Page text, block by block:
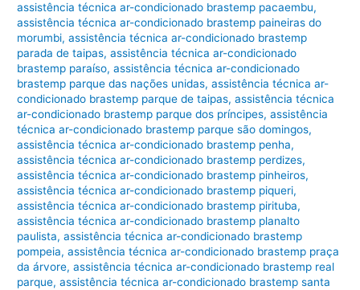
assistência técnica ar-condicionado brastemp pacaembu,
assistência técnica ar-condicionado brastemp paineiras do
morumbi,assistência técnica ar-condicionado brastemp
parada de taipas,assistência técnica ar-condicionado
brastemp paraíso,assistência técnica ar-condicionado
brastemp parque das nações unidas,assistência técnica ar-
condicionado brastemp parque de taipas,assistência técnica
ar-condicionado brastemp parque dos príncipes,assistência
técnica ar-condicionado brastemp parque são domingos,
assistência técnica ar-condicionado brastemp penha,
assistência técnica ar-condicionado brastemp perdizes,
assistência técnica ar-condicionado brastemp pinheiros,
assistência técnica ar-condicionado brastemp piqueri,
assistência técnica ar-condicionado brastemp pirituba,
assistência técnica ar-condicionado brastemp planalto
paulista,assistência técnica ar-condicionado brastemp
pompeia,assistência técnica ar-condicionado brastemp praça
da árvore,assistência técnica ar-condicionado brastemp real
parque,assistência técnica ar-condicionado brastemp santa